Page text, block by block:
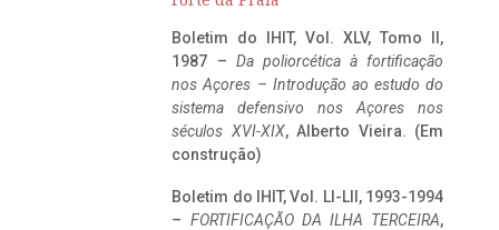
Boletim do IHIT, Vol. XLV, Tomo II,
1987 – Da poliorcética à fortificação
nos Açores – Introdução ao estudo do
sistema defensivo nos Açores nos
séculos XVI-XIX, Alberto Vieira. (Em
construção)
Boletim do IHIT, Vol. LI-LII, 1993-1994
– FORTIFICAÇÃO DA ILHA TERCEIRA,